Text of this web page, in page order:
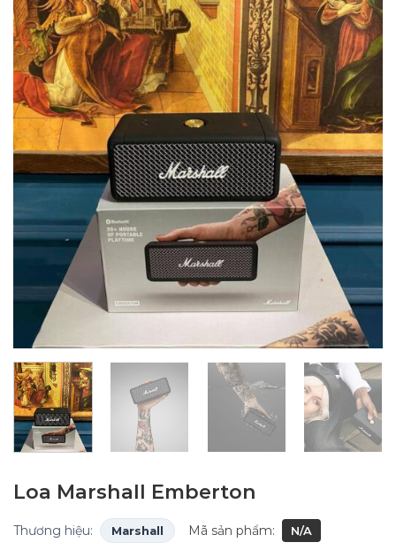
Loa Marshall Emberton
Thương hiệu: Marshall Mã sản phẩm: N/A